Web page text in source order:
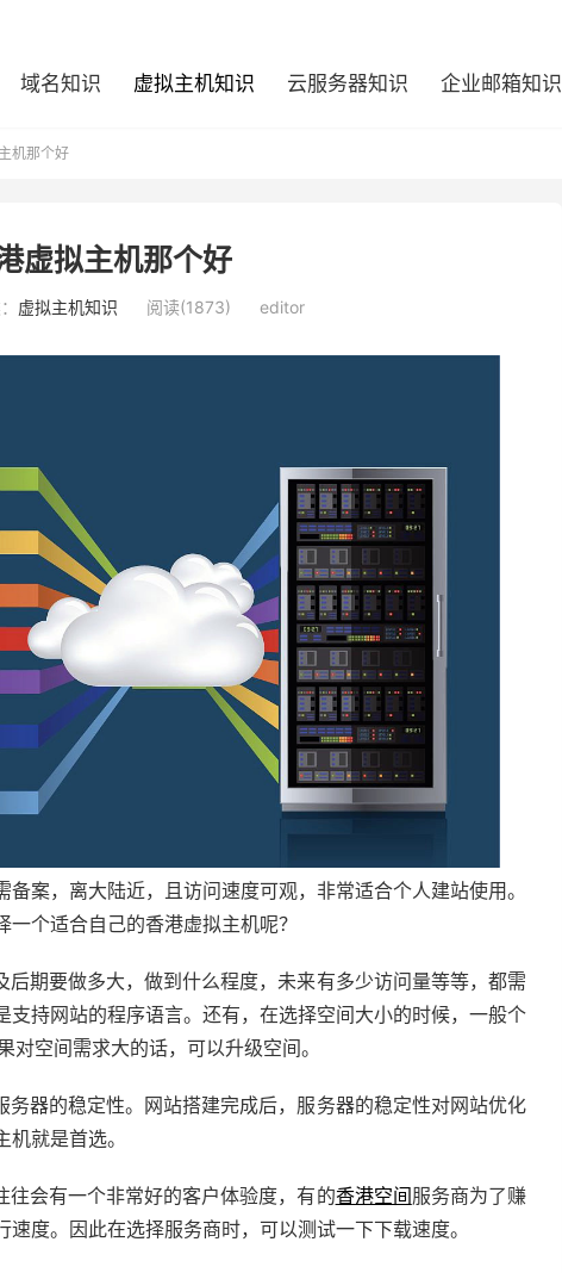
域名知识 虚拟主机知识 云服务器知识 企业邮箱知识
机那个好
虚拟主机那个好
虚拟主机知识 阅读(1873) editor
备案，离大陆近，且访问速度可观，非常适合个人建站使用。
个适合自己的香港虚拟主机呢？
期要做多大，做到什么程度，未来有多少访问量等等，都需
支持网站的程序语言。还有，在选择空间大小的时候，一般个
空间需求大的话，可以升级空间。
器的稳定性。网站搭建完成后，服务器的稳定性对网站优化
就是首选。
会有一个非常好的客户体验度，有的香港空间服务商为了赚
度。因此在选择服务商时，可以测试一下下载速度。